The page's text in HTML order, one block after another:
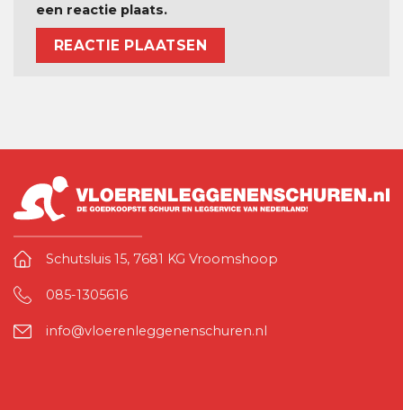
een reactie plaats.
Schutsluis 15, 7681 KG Vroomshoop
085-1305616
info@vloerenleggenenschuren.nl